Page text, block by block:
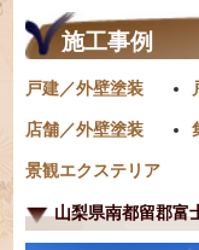
施工事例
戸建／外壁塗装
店舗／外壁塗装
景観エクステリア
山梨県南都留郡